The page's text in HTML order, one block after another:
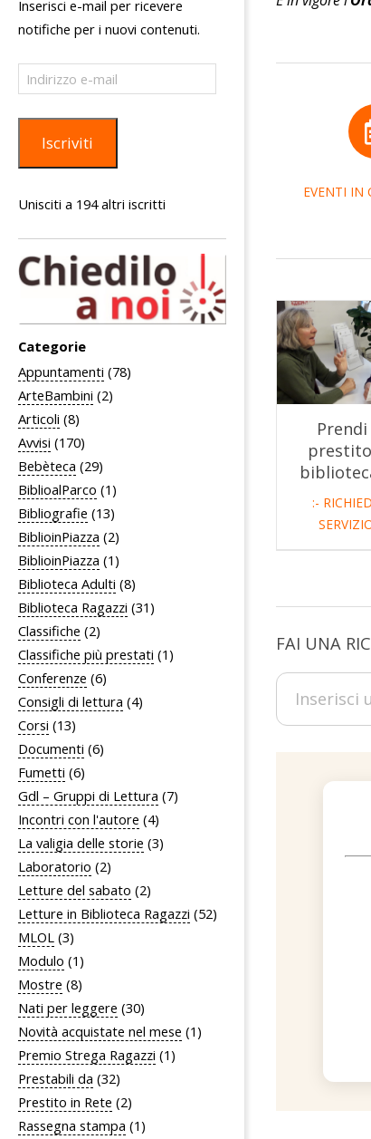
e
c
a
c
v
i
c
a
o
l
o
g
n
o
M
o
n
z
e
s
e
Inserisci e-mail per ricevere
notifiche per i nuovi contenuti.
Indirizzo
e-
Iscriviti
Unisciti a 194 altri iscritti
Categorie
Appuntamenti (78)
ArteBambini (2)
Articoli (8)
Avvisi (170)
Bebèteca (29)
BiblioalParco (1)
Bibliografie (13)
BiblioinPiazza (2)
BiblioinPiazza (1)
Biblioteca Adulti (8)
Biblioteca Ragazzi (31)
Classifiche (2)
Classifiche più prestati (1)
Conferenze (6)
Consigli di lettura (4)
Corsi (13)
Documenti (6)
Fumetti (6)
Gdl – Gruppi di Lettura (7)
Incontri con l'autore (4)
La valigia delle storie (3)
Laboratorio (2)
Letture del sabato (2)
Letture in Biblioteca Ragazzi (52)
MLOL (3)
Modulo (1)
Mostre (8)
Nati per leggere (30)
Novità acquistate nel mese (1)
Premio Strega Ragazzi (1)
Prestabili da (32)
Prestito in Rete (2)
Rassegna stampa (1)
EVENTI IN
:-
FAI UNA